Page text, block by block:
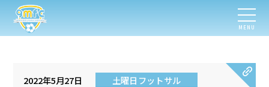
MENU
2022年5月27日 土曜日フットサル